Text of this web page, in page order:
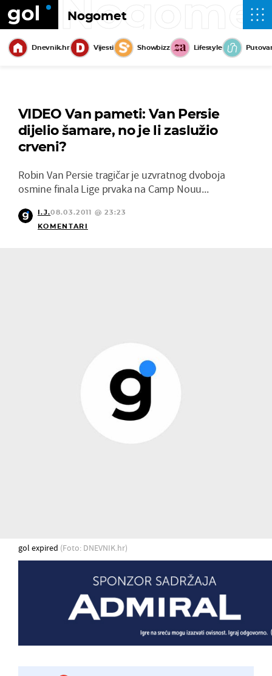
Nogomet
Dnevnik.hr Vijesti Showbizz Lifestyle
VIDEO Van pameti: Van Persie
dijelio šamare, no je li zaslužio
crveni?
Robin Van Persie tragičar je uzvratnog dvoboja
osmine finala Lige prvaka na Camp Nouu...
I.J.08.03.2011 @ 23:23
KOMENTARI
gol expired (Foto: DNEVNIK.hr)